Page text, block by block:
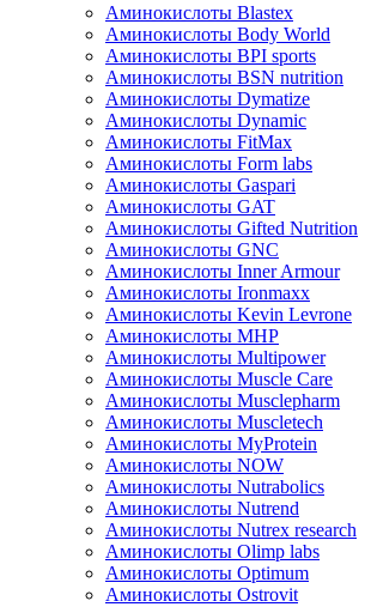
Аминокислоты Blastex
Аминокислоты Body World
Аминокислоты BPI sports
Аминокислоты BSN nutrition
Аминокислоты Dymatize
Аминокислоты Dynamic
Аминокислоты FitMax
Аминокислоты Form labs
Аминокислоты Gaspari
Аминокислоты GAT
Аминокислоты Gifted Nutrition
Аминокислоты GNC
Аминокислоты Inner Armour
Аминокислоты Ironmaxx
Аминокислоты Kevin Levrone
Аминокислоты MHP
Аминокислоты Multipower
Аминокислоты Muscle Care
Аминокислоты Musclepharm
Аминокислоты Muscletech
Аминокислоты MyProtein
Аминокислоты NOW
Аминокислоты Nutrabolics
Аминокислоты Nutrend
Аминокислоты Nutrex research
Аминокислоты Olimp labs
Аминокислоты Optimum
Аминокислоты Ostrovit